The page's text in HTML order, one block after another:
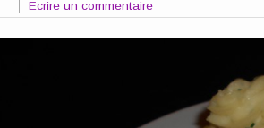
Ecrire un commentaire